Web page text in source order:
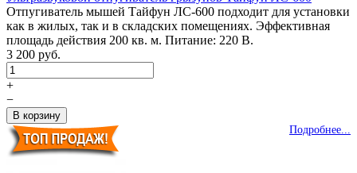
Отпугиватель мышей Тайфун ЛС-600 подходит для установки
как в жилых, так и в складских помещениях. Эффективная
площадь действия 200 кв. м. Питание: 220 В.
3 200 руб.
+
−
Подробнее...